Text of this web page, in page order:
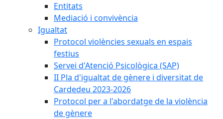
Entitats
Mediació i convivència
Igualtat
Protocol violències sexuals en espais
festius
Servei d'Atenció Psicològica (SAP)
II Pla d'igualtat de gènere i diversitat de
Cardedeu 2023-2026
Protocol per a l'abordatge de la violència
de gènere